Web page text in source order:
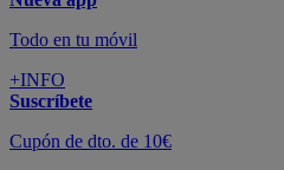
Todo en tu móvil
+INFO
Suscríbete
Cupón de dto. de 10€